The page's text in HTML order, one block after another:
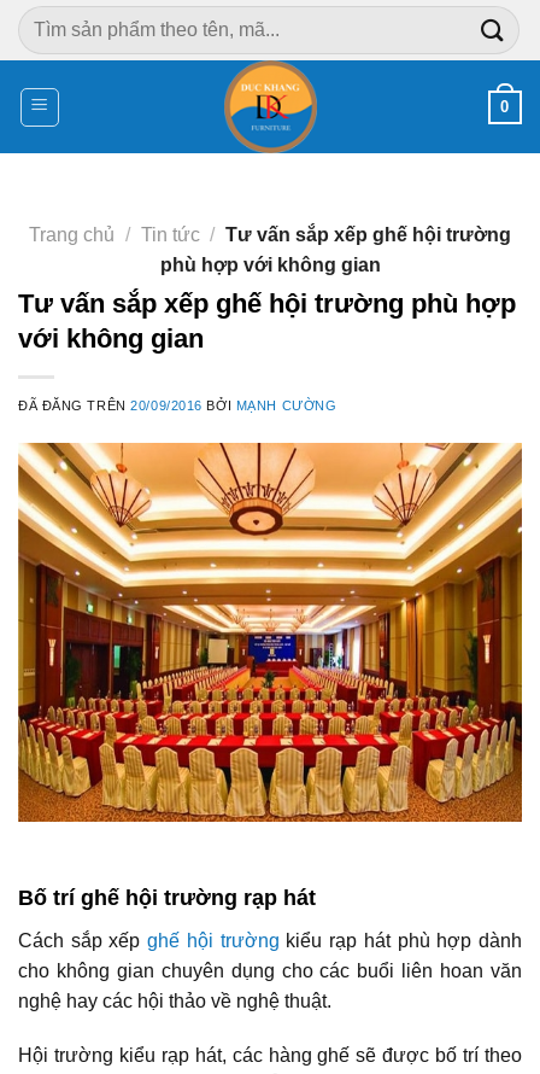
Chuyển
đến
dung
Tìm
kiếm:
0
Trang chủ / Tin tức / Tư vấn sắp xếp ghế hội trường
phù hợp với không gian
Tư vấn sắp xếp ghế hội trường phù hợp
với không gian
ĐÃ ĐĂNG TRÊN20/09/2016 BỞI MẠNH CƯỜNG
Bố trí ghế hội trường rạp hát
Cách sắp xếpghế hội trường kiểu rạp hát phù hợp dành
cho không gian chuyên dụng cho các buổi liên hoan văn
nghệ hay các hội thảo về nghệ thuật.
Hội trường kiểu rạp hát, các hàng ghế sẽ được bố trí theo